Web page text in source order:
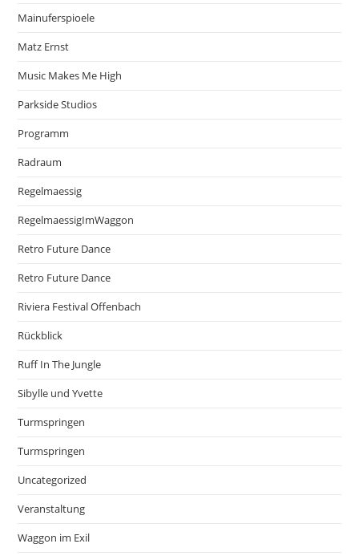
Mainuferspioele
Matz Ernst
Music Makes Me High
Parkside Studios
Programm
Radraum
Regelmaessig
RegelmaessigImWaggon
Retro Future Dance
Retro Future Dance
Riviera Festival Offenbach
Rückblick
Ruff In The Jungle
Sibylle und Yvette
Turmspringen
Turmspringen
Uncategorized
Veranstaltung
Waggon im Exil